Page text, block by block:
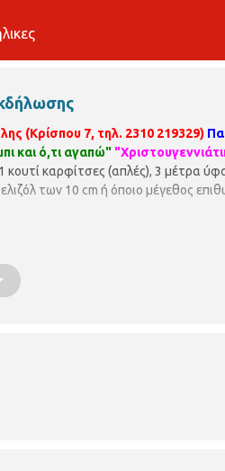
(Κρίσπου 7, τηλ. 2310 219329)
και ό,τι αγαπώ"
καρφίτσες (απλές), 3 μέτρα
των 10 cm ή όποιο μέγεθος